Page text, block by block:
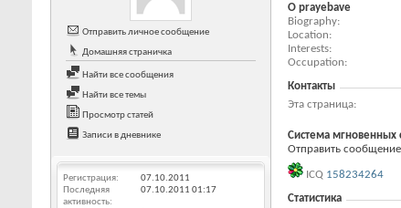
Отправить личное сообщение
Домашняя страничка
Найти все сообщения
Найти все темы
Просмотр статей
Записи в дневнике
Регистрация
07.10.2011
Последняя
активность
07.10.2011 01:17
О prayebave
Biography
Location
Interests
Occupation
Контакты
Эта страница
Система мгновенных
Отправить
ICQ 158234264
Статистика